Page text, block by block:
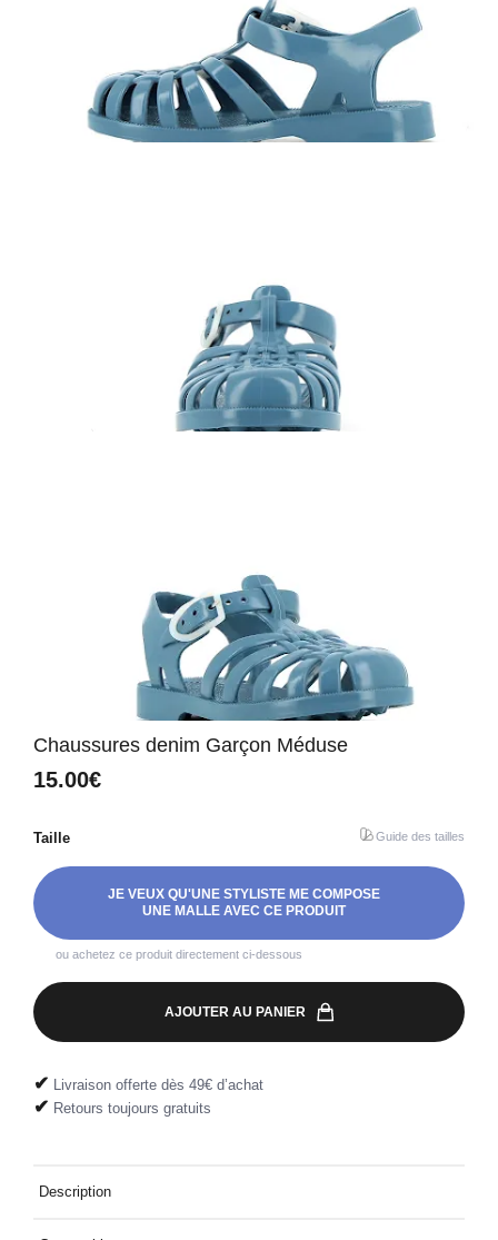
Chaussures denim Garçon Méduse
15.00€
Taille Guide des tailles
JE VEUX QU'UNE STYLISTE ME COMPOSE
UNE MALLE AVEC CE PRODUIT
ou achetez ce produit directement ci-dessous
AJOUTER AU PANIER
✔ Livraison offerte dès 49€ d’achat
✔ Retours toujours gratuits
Description